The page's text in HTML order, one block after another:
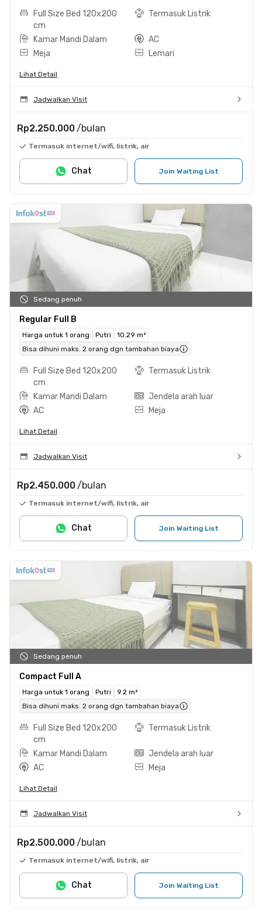
Full Size Bed 120x200
cm
Termasuk Listrik
Kamar Mandi Dalam
AC
Meja
Lemari
Lihat Detail
Jadwalkan Visit
Rp2.250.000 /bulan
Termasuk internet/wifi, listrik, air
Join Waiting List
Chat
Sedang penuh
Regular Full B
Harga untuk 1 orang Putri
10.29 m²
Bisa dihuni maks. 2 orang dgn tambahan biaya
Full Size Bed 120x200
cm
Termasuk Listrik
Kamar Mandi Dalam
Jendela arah luar
AC
Meja
Lihat Detail
Jadwalkan Visit
Rp2.450.000 /bulan
Termasuk internet/wifi, listrik, air
Join Waiting List
Chat
Sedang penuh
Compact Full A
Harga untuk 1 orang Putri
9.2 m²
Bisa dihuni maks. 2 orang dgn tambahan biaya
Full Size Bed 120x200
cm
Termasuk Listrik
Kamar Mandi Dalam
Jendela arah luar
AC
Meja
Lihat Detail
Jadwalkan Visit
Rp2.500.000 /bulan
Termasuk internet/wifi, listrik, air
Join Waiting List
Chat